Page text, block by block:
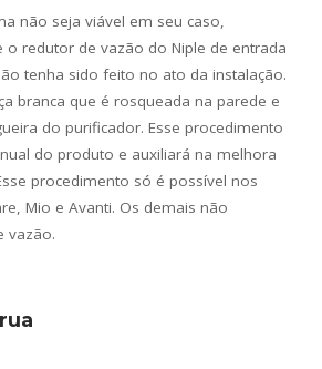
não seja viável em seu caso,
o redutor de vazão do Niple de entrada
tenha sido feito no ato da instalação.
branca que é rosqueada na parede e
do purificador. Esse procedimento
do produto e auxiliará na melhora
procedimento só é possível nos
Mio e Avanti. Os demais não
vazão.